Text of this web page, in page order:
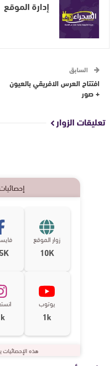
إدارة الموقع
السابق
افتتاح العرس الافريقي بالعيون
+ صور
تعليقات الزوار
زوار الموقع
10K
يوتوب
1k
هذه الإحصائيات